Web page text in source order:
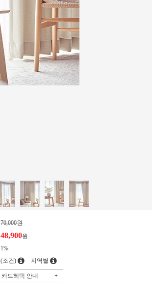
70,000원
48,900원
1%
(조건) 지역별
카드혜택 안내 +